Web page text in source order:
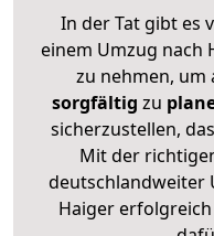
In der Tat gibt es
einem Umzug nach
zu nehmen, um
sorgfältig zu
sicherzustellen,
Mit der
deutschlandweiter
Haiger